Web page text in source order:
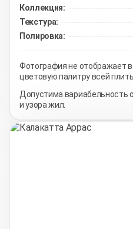
Коллекция:
Текстура:
Полировка:
Фотография не отображает
цветовую палитру всей
Допустима вариабельность
и узора жил.